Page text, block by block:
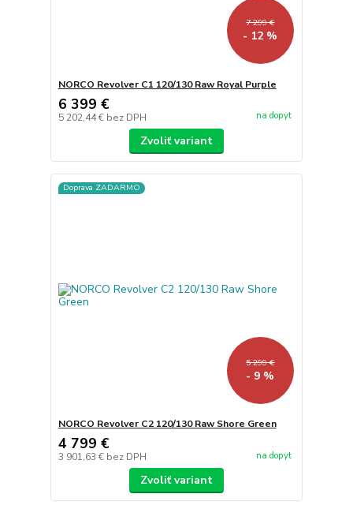
7 299 €
- 12 %
NORCO Revolver C1 120/130 Raw Royal Purple
6 399 €
5 202,44 € bez DPH na dopyt
Zvoliť variant
Doprava ZADARMO
5 299 €
- 9 %
NORCO Revolver C2 120/130 Raw Shore Green
4 799 €
3 901,63 € bez DPH na dopyt
Zvoliť variant